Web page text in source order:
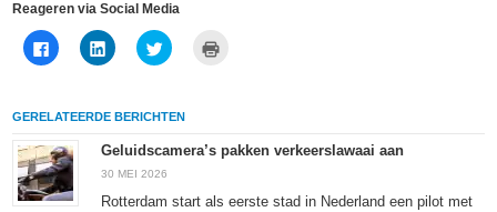
Reageren via Social Media
Klik
om
Facebook
(Wordt
een
nieuw
venster
geopend)
Klik
om
delen
(Wordt
een
venster
Klik
om
Twitter
(Wordt
een
venster
nieuw
venster
GERELATEERDE BERICHTEN
Geluidscamera’s pakken verkeerslawaai aan
30 MEI 2026
Rotterdam start als eerste stad in Nederland een pilot met